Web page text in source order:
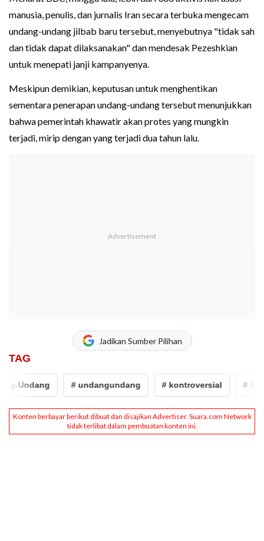
manusia, penulis, dan jurnalis Iran secara terbuka mengecam
undang-undang jilbab baru tersebut, menyebutnya "tidak sah
dan tidak dapat dilaksanakan" dan mendesak Pezeshkian
untuk menepati janji kampanyenya.
Meskipun demikian, keputusan untuk menghentikan
sementara penerapan undang-undang tersebut menunjukkan
bahwa pemerintah khawatir akan protes yang mungkin
terjadi, mirip dengan yang terjadi dua tahun lalu.
Jadikan Sumber Pilihan
TAG
Undang # undangundang # kontroversial # hijab